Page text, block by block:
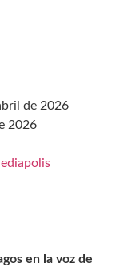
de 2026
2026
en la voz de